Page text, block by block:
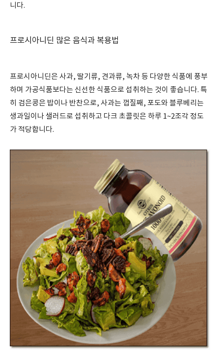
니다.
프로시아니딘 많은 음식과 복용법
프로시아니딘은 사과, 딸기류, 견과류, 녹차 등 다양한 식품에 풍부
하며 가공식품보다는 신선한 식품으로 섭취하는 것이 좋습니다. 특
히 검은콩은 밥이나 반찬으로, 사과는 껍질째, 포도와 블루베리는
생과일이나 샐러드로 섭취하고 다크 초콜릿은 하루 1~2조각 정도
가 적당합니다.